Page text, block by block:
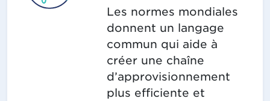
Les normes mondiales
donnent un langage
commun qui aide à
créer une chaîne
d’approvisionnement
plus efficiente et